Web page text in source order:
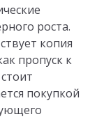
роста.
копия
пропуск к
покупкой